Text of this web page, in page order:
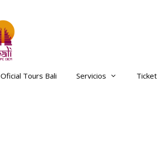
Oficial Tours Bali Servicios